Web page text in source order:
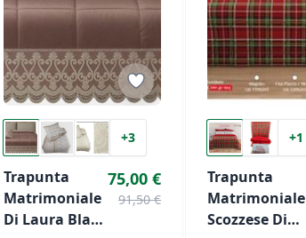
+3
Trapunta
Matrimoniale
Di Laura Blasi
75,00 €
91,50 €
+1
Trapunta
Matrimoniale
Scozzese Di